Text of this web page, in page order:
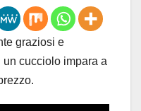
graziosi e
cucciolo impara a